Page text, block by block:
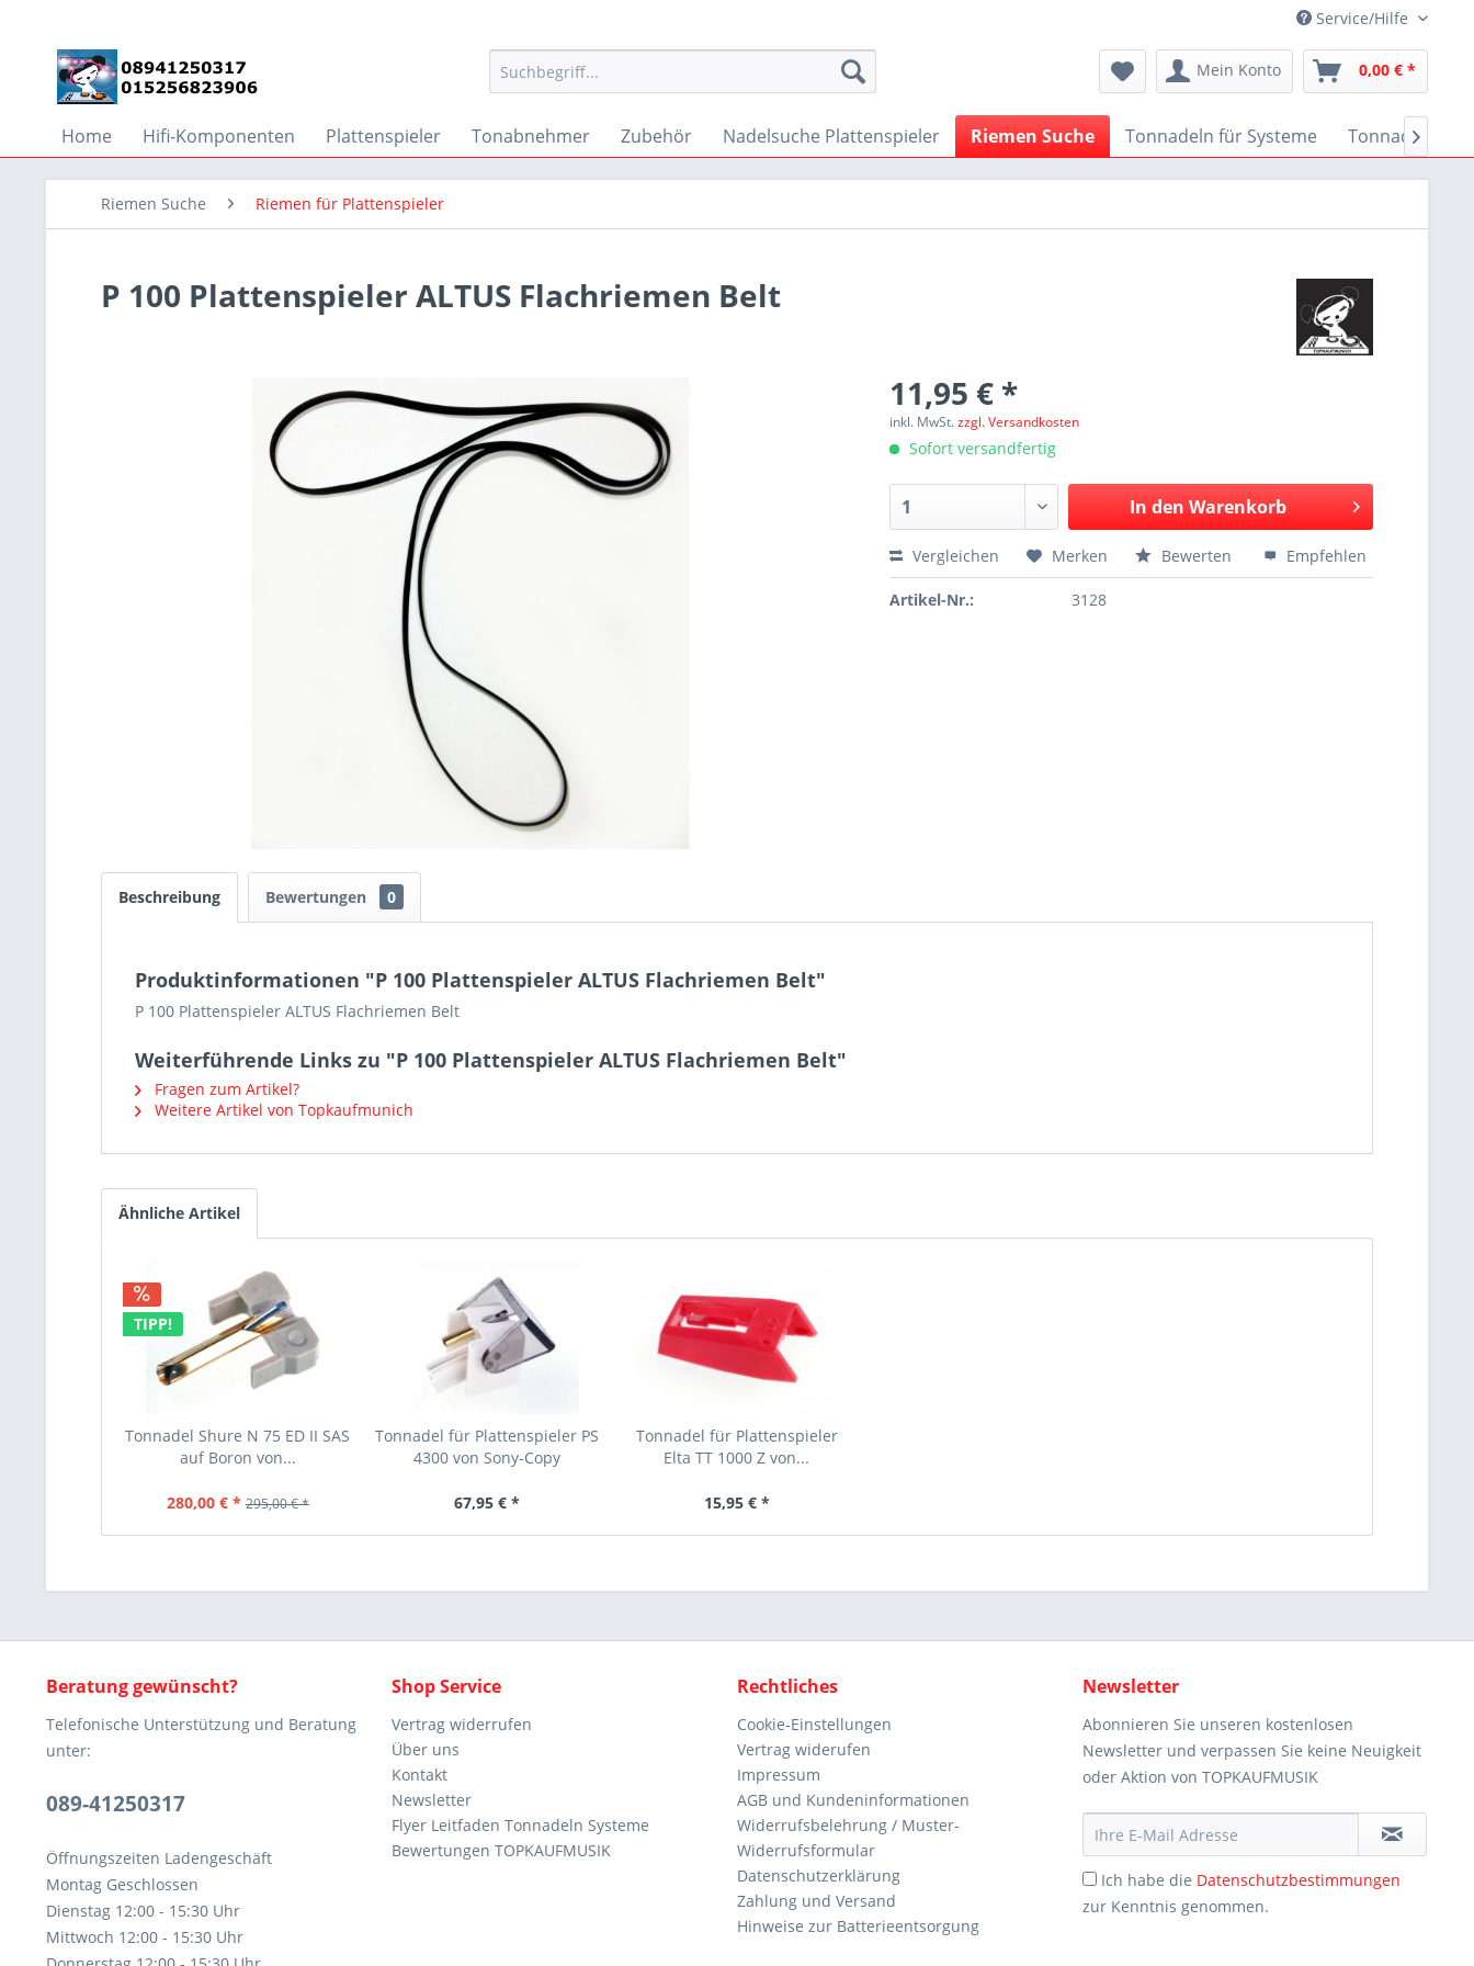
Service/Hilfe
Mein Konto 0,00 € *
Home Hifi-Komponenten Plattenspieler Tonabnehmer Zubehör Nadelsuche Plattenspieler Riemen Suche Tonnadeln für Systeme Tonnadeln

Riemen Suche Riemen für Plattenspieler
P 100 Plattenspieler ALTUS Flachriemen Belt
11,95 € *
inkl. MwSt.zzgl. Versandkosten
Sofort versandfertig
In den Warenkorb
Vergleichen Merken Bewerten Empfehlen
Artikel-Nr.: 3128
Beschreibung Bewertungen 0
Produktinformationen "P 100 Plattenspieler ALTUS Flachriemen Belt"
P 100 Plattenspieler ALTUS Flachriemen Belt
Weiterführende Links zu "P 100 Plattenspieler ALTUS Flachriemen Belt"
Fragen zum Artikel?
Weitere Artikel von Topkaufmunich
Ähnliche Artikel
TIPP!
Tonnadel Shure N 75 ED II SAS
auf Boron von...
280,00 € * 295,00 € *
Tonnadel für Plattenspieler PS
4300 von Sony-Copy
67,95 € *
Tonnadel für Plattenspieler
Elta TT 1000 Z von...
15,95 € *
Beratung gewünscht?
Telefonische Unterstützung und Beratung
unter:
089-41250317
Öffnungszeiten Ladengeschäft
Montag Geschlossen
Dienstag 12:00 - 15:30 Uhr
Mittwoch 12:00 - 15:30 Uhr
Shop Service
Vertrag widerrufen
Über uns
Kontakt
Newsletter
Flyer Leitfaden Tonnadeln Systeme
Bewertungen TOPKAUFMUSIK
Rechtliches
Cookie-Einstellungen
Vertrag widerufen
Impressum
AGB und Kundeninformationen
Widerrufsbelehrung / Muster-
Widerrufsformular
Datenschutzerklärung
Zahlung und Versand
Hinweise zur Batterieentsorgung
Newsletter
Abonnieren Sie unseren kostenlosen
Newsletter und verpassen Sie keine Neuigkeit
oder Aktion von TOPKAUFMUSIK
Ich habe die Datenschutzbestimmungen
zur Kenntnis genommen.